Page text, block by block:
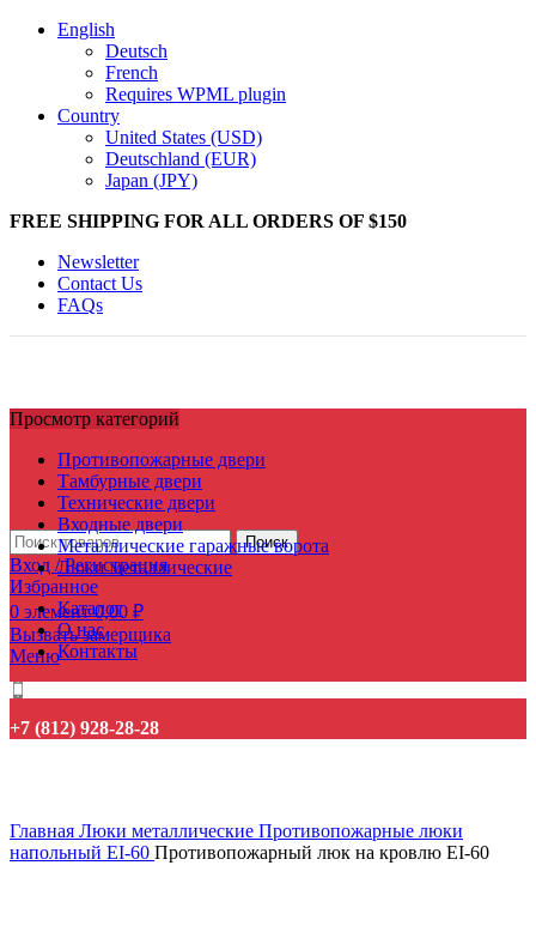
English
Deutsch
French
Requires WPML plugin
Country
United States (USD)
Deutschland (EUR)
Japan (JPY)
FREE SHIPPING FOR ALL ORDERS OF $150
Newsletter
Contact Us
FAQs
Поиск
Вход / Регистрация
Избранное
0 элемент 0,00 ₽
Вызвать замерщика
Меню
Просмотр категорий
Противопожарные двери
Тамбурные двери
Технические двери
Входные двери
Металлические гаражные ворота
Люки металлические
Каталог
О нас
Контакты
+7 (812) 928-28-28
Главная Люки металлические Противопожарные люки
напольный EI-60 Противопожарный люк на кровлю EI-60